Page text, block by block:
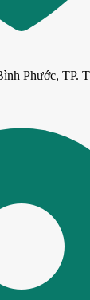
Phước, TP.